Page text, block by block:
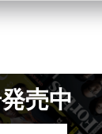
売中